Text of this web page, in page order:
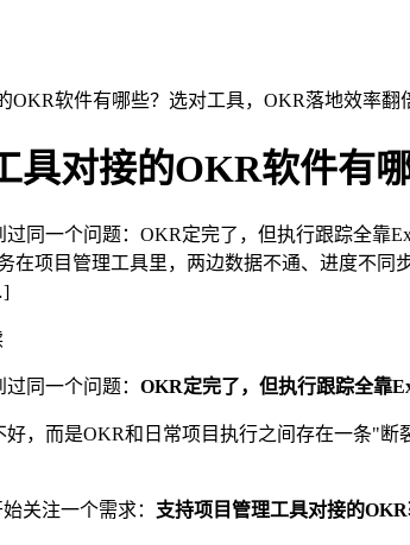
OKR软件有哪些？选对工具，OKR落地效率翻
具对接的OKR软件有
同一个问题：OKR定完了，但执行跟踪全靠
在项目管理工具里，两边数据不通、进度不
同一个问题： OKR定完了，但执行跟踪全靠
，而是OKR和日常项目执行之间存在一条"
关注一个需求： 支持项目管理工具对接的